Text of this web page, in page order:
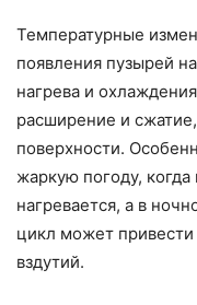
Температурные
появления пузырей
нагрева и
расширение и
поверхности.
жаркую погоду,
нагревается, а в
цикл может
вздутий.